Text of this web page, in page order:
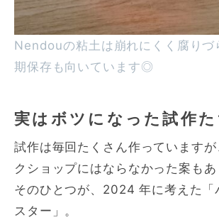
Nendouの粘土は崩れにくく腐りづ
期保存も向いています◎
実はボツになった試作た
試作は毎回たくさん作っています
クショップにはならなかった案もあ
そのひとつが、2024 年に考えた「
スター」。